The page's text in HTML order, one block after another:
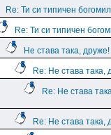
Re: Ти си типичен
Re: Ти си типичен
Не става така, друже!
Re: Не става така,
Re: Не става
Re: Не става така,